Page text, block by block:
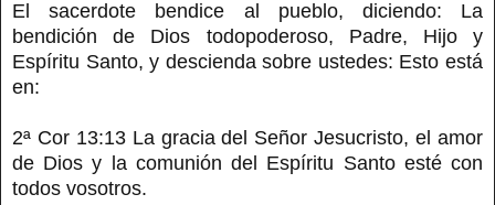
El sacerdote bendice al pueblo, diciendo: La
bendición de Dios todopoderoso, Padre, Hijo y
Espíritu Santo, y descienda sobre ustedes: Esto está
en:
2ª Cor 13:13 La gracia del Señor Jesucristo, el amor
de Dios y la comunión del Espíritu Santo esté con
todos vosotros.